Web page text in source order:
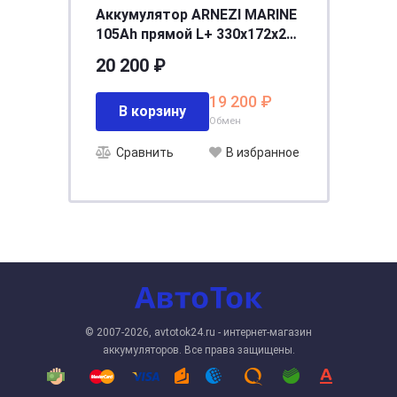
Аккумулятор ARNEZI MARINE
105Ah прямой L+ 330x172x238
20 200 ₽
19 200 ₽
Обмен
В корзину
Сравнить В избранное
© 2007-2026, avtotok24.ru - интернет-магазин
аккумуляторов. Все права защищены.